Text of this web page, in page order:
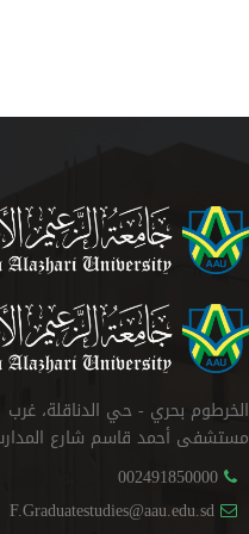
الخرطوم بحري - حي الدناقلة، غرب
مستشفى أحمد قاسم شارع
002491850000
F.Graduatestudies@aau.edu.sd